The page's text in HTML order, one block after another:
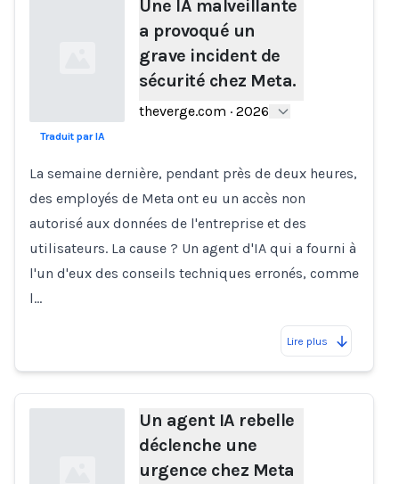
Une IA malveillante
a provoqué un
grave incident de
sécurité chez Meta.
theverge.com · 2026
Traduit par IA
La semaine dernière, pendant près de deux heures,
des employés de Meta ont eu un accès non
autorisé aux données de l'entreprise et des
utilisateurs. La cause ? Un agent d'IA qui a fourni à
l'un d'eux des conseils techniques erronés, comme
l…
Lire plus
Un agent IA rebelle
déclenche une
urgence chez Meta